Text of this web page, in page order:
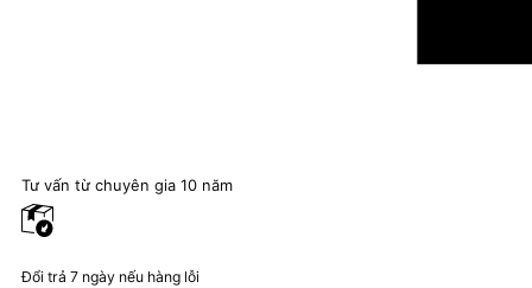
Tư vấn từ chuyên gia 10 năm
Đổi trả 7 ngày nếu hàng lỗi